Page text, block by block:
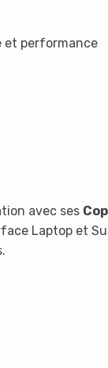
et performance
avec ses
Laptop et
turn off Ad-